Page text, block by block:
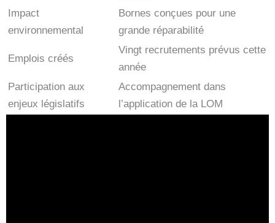
Impact
environnemental
Bornes conçues pour une
grande réparabilité
Emplois créés
Vingt recrutements prévus cette
année
Participation aux
enjeux législatifs
Accompagnement dans
l’application de la LOM